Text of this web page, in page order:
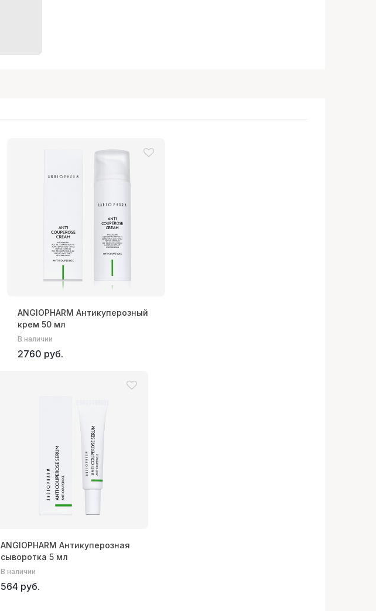
ANGIOPHARM Антикуперозный
крем 50 мл
В наличии
2760 руб.
ANGIOPHARM Антикуперозная
сыворотка 5 мл
В наличии
564 руб.